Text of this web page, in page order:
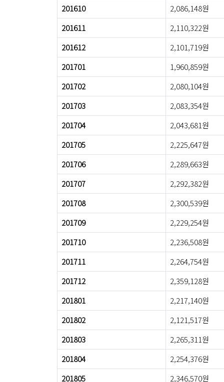
201610
2,086,148원
201611
2,110,322원
201612
2,101,719원
201701
1,960,859원
201702
2,080,104원
201703
2,083,354원
201704
2,043,681원
201705
2,225,647원
201706
2,289,663원
201707
2,292,382원
201708
2,300,539원
201709
2,229,254원
201710
2,236,508원
201711
2,264,754원
201712
2,359,128원
201801
2,217,140원
201802
2,121,517원
201803
2,265,311원
201804
2,254,376원
201805
2,346,570원